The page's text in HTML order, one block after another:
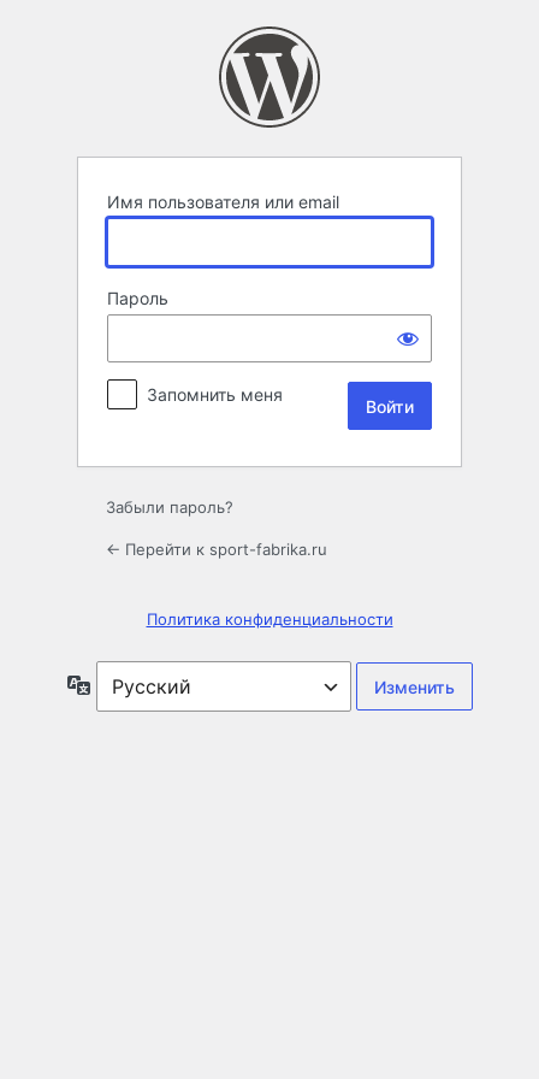
Имя пользователя или email
Пароль
Запомнить меня
Забыли пароль?
← Перейти к sport-fabrika.ru
Политика конфиденциальности
Язык